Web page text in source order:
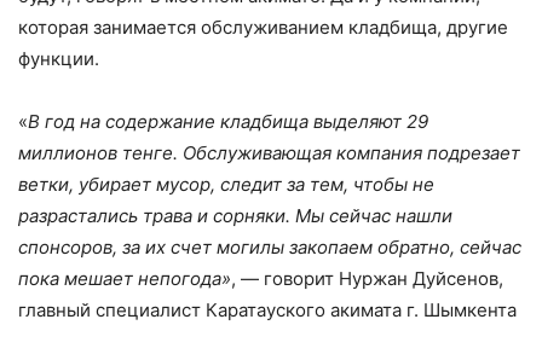
которая занимается обслуживанием кладбища, другие
функции.
«В год на содержание кладбища выделяют 29
миллионов тенге. Обслуживающая компания подрезает
ветки, убирает мусор, следит за тем, чтобы не
разрастались трава и сорняки. Мы сейчас нашли
спонсоров, за их счет могилы закопаем обратно, сейчас
пока мешает непогода», — говорит Нуржан Дуйсенов,
главный специалист Каратауского акимата г. Шымкента